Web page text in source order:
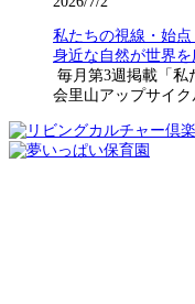
私たちの視線・始点
身近な自然が世界を
毎月第3週掲載「私
会里山アップサイ